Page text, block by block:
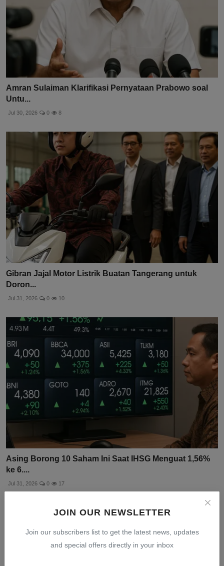
JOIN OUR NEWSLETTER
Join our subscribers list to get the latest news, updates
and special offers directly in your inbox
Amran Sulaiman Klarifikasi Pernyataan Prabowo soal
Untu...
Jul 30, 2026 0 8
Gibran Jajal Motor Listrik Buatan Tangerang untuk
Doron...
Jul 31, 2026 0 10
Asing Borong 10 Saham Ini Saat IHSG Menguat 1,56%
ke 6....
Jul 31, 2026 0 17